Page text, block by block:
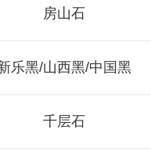
房山石
乐黑/山西黑/中国黑
千层石